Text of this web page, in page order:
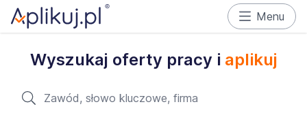
Menu
Wyszukaj oferty pracy i aplikuj